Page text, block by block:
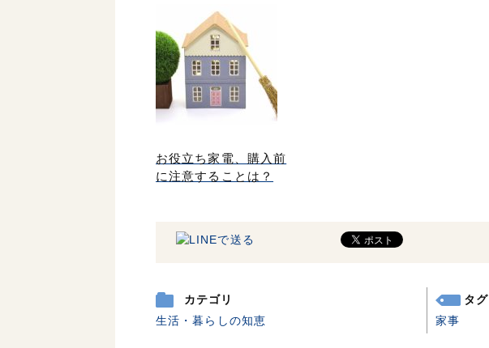
お役立ち家電、購入前
に注意することは？
カテゴリ
生活・暮らしの知恵
タグ
家事